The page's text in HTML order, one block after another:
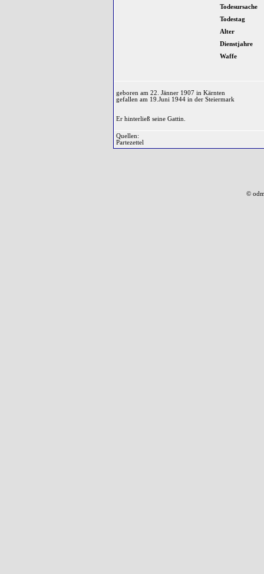
Todesursache
Todestag
Alter
Dienstjahre
Waffe
geboren am 22. Jänner 1907 in Kärnten
gefallen am 19.Juni 1944 in der Steiermark
Er hinterließ seine Gattin.
Quellen:
Partezettel
©